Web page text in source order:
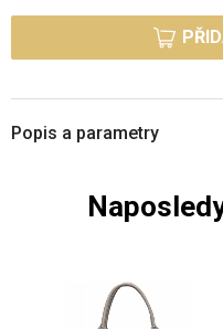
Popis a parametry